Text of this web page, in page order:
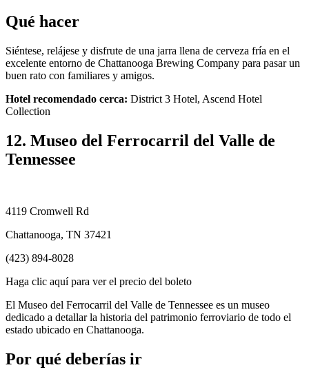
Qué hacer
Siéntese, relájese y disfrute de una jarra llena de cerveza fría en el
excelente entorno de Chattanooga Brewing Company para pasar un
buen rato con familiares y amigos.
Hotel recomendado cerca: District 3 Hotel, Ascend Hotel
Collection
12. Museo del Ferrocarril del Valle de
Tennessee
4119 Cromwell Rd
Chattanooga, TN 37421
(423) 894-8028
Haga clic aquí para ver el precio del boleto
El Museo del Ferrocarril del Valle de Tennessee es un museo
dedicado a detallar la historia del patrimonio ferroviario de todo el
estado ubicado en Chattanooga.
Por qué deberías ir